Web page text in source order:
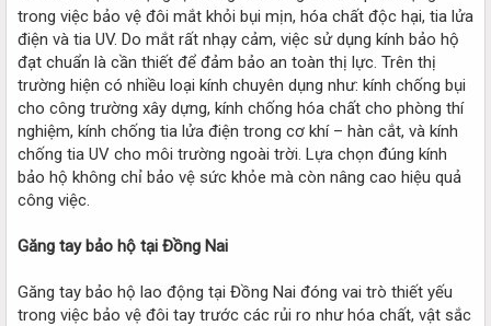
trong việc bảo vệ đôi mắt khỏi bụi mịn, hóa chất độc hại, tia lửa
điện và tia UV. Do mắt rất nhạy cảm, việc sử dụng kính bảo hộ
đạt chuẩn là cần thiết để đảm bảo an toàn thị lực. Trên thị
trường hiện có nhiều loại kính chuyên dụng như: kính chống bụi
cho công trường xây dựng, kính chống hóa chất cho phòng thí
nghiệm, kính chống tia lửa điện trong cơ khí – hàn cắt, và kính
chống tia UV cho môi trường ngoài trời. Lựa chọn đúng kính
bảo hộ không chỉ bảo vệ sức khỏe mà còn nâng cao hiệu quả
công việc.
Găng tay bảo hộ tại Đồng Nai
Găng tay bảo hộ lao động tại Đồng Nai đóng vai trò thiết yếu
trong việc bảo vệ đôi tay trước các rủi ro như hóa chất, vật sắc